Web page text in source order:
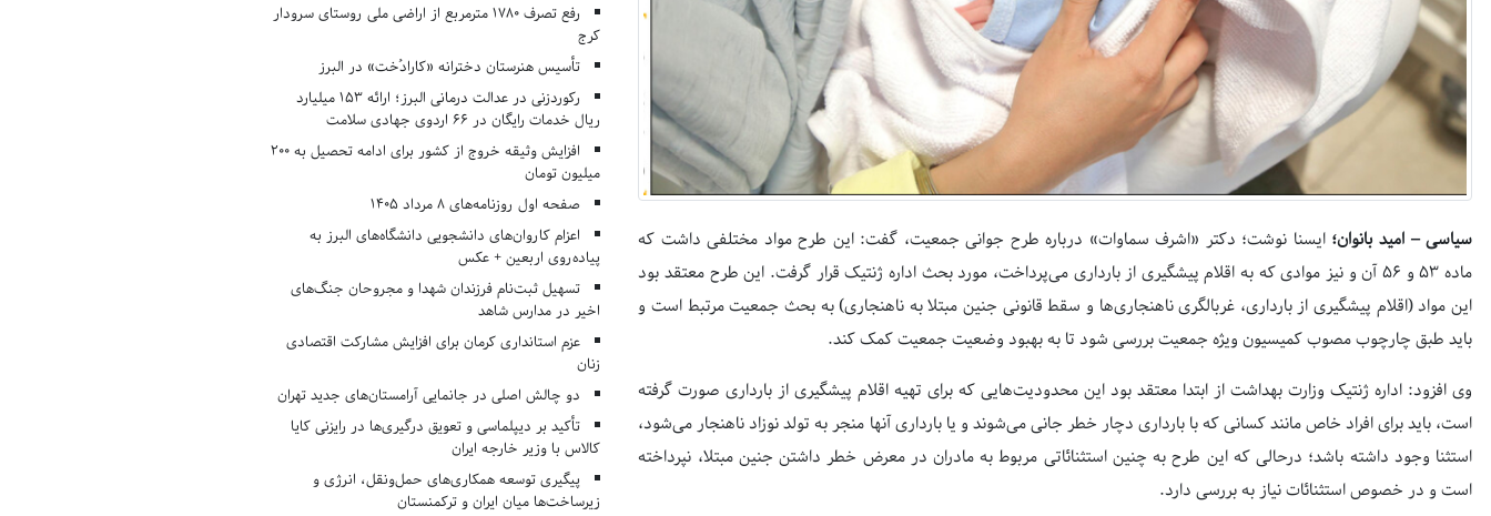
سیاسی – امید بانوان؛ ایسنا نوشت؛ دکتر «اشرف سماوات» درباره طرح جوانی جمعیت، گفت: این طرح مواد مختلفی داشت که
ماده ۵۳ و ۵۶ آن و نیز موادی که به اقلام پیشگیری از بارداری می‌پرداخت، مورد بحث اداره ژنتیک قرار گرفت. این طرح معتقد بود
این مواد (اقلام پیشگیری از بارداری، غربالگری ناهنجاری‌ها و سقط قانونی جنین مبتلا به ناهنجاری) به بحث جمعیت مرتبط است و
باید طبق چارچوب مصوب کمیسیون ویژه جمعیت بررسی شود تا به بهبود وضعیت جمعیت کمک کند.
وی افزود: اداره ژنتیک وزارت بهداشت از ابتدا معتقد بود این محدودیت‌هایی که برای تهیه اقلام پیشگیری از بارداری صورت گرفته
است، باید برای افراد خاص مانند کسانی که با بارداری دچار خطر جانی می‌شوند و یا بارداری آنها منجر به تولد نوزاد ناهنجار می‌شود،
استثنا وجود داشته باشد؛ درحالی که این طرح به چنین استثنائاتی مربوط به مادران در معرض خطر داشتن جنین مبتلا، نپرداخته
است و در خصوص استثنائات نیاز به بررسی دارد.
رفع تصرف ۱۷۸۰ مترمربع از اراضی ملی روستای سرودار
کرج
تأسیس هنرستان دخترانه «کارادُخت» در البرز
رکوردزنی در عدالت درمانی البرز؛ ارائه ۱۵۳ میلیارد
ریال خدمات رایگان در ۶۶ اردوی جهادی سلامت
افزایش وثیقه خروج از کشور برای ادامه تحصیل به ۲۰۰
میلیون تومان
صفحه اول روزنامه‌های 8 مرداد 1405
اعزام کاروان‌های دانشجویی دانشگاه‌های البرز به
پیاده‌روی اربعین + عکس
تسهیل ثبت‌نام فرزندان شهدا و مجروحان جنگ‌های
اخیر در مدارس شاهد
عزم استانداری کرمان برای افزایش مشارکت اقتصادی
زنان
دو چالش اصلی در جانمایی آرامستان‌های جدید تهران
تأکید بر دیپلماسی و تعویق درگیری‌ها در رایزنی کایا
کالاس با وزیر خارجه ایران
پیگیری توسعه همکاری‌های حمل‌ونقل، انرژی و
زیرساخت‌ها میان ایران و ترکمنستان